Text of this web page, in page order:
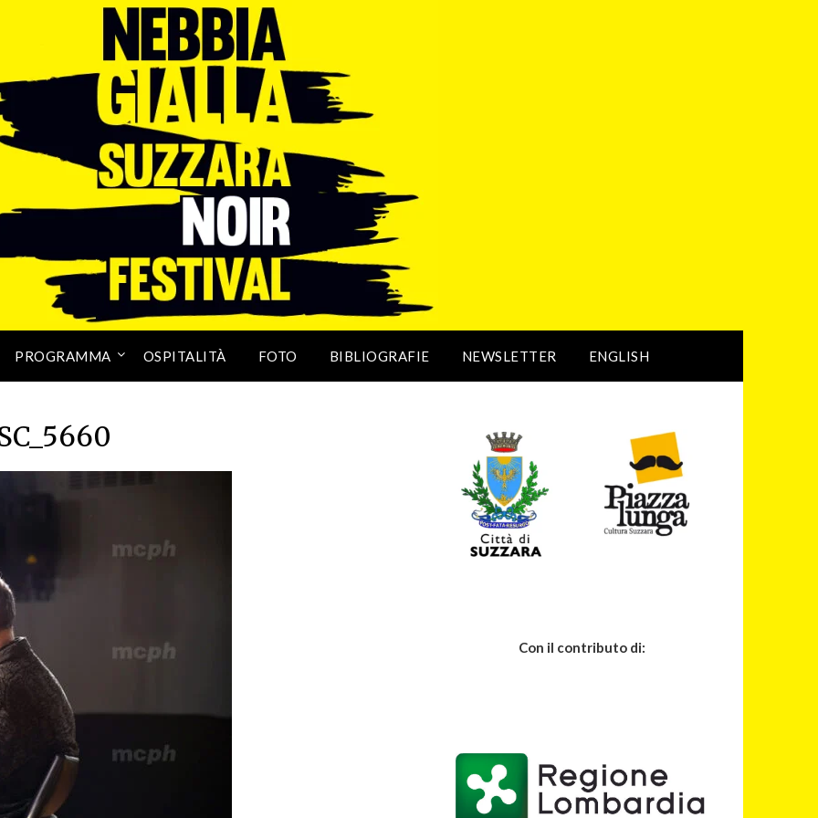
PROGRAMMA OSPITALITÀ FOTO BIBLIOGRAFIE NEWSLETTER ENGLISH
Con il contributo di: